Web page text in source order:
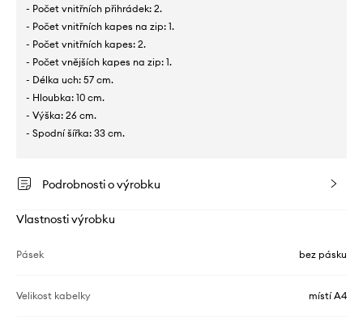
- Počet vnitřních přihrádek: 2.
- Počet vnitřních kapes na zip: 1.
- Počet vnitřních kapes: 2.
- Počet vnějších kapes na zip: 1.
- Délka uch: 57 cm.
- Hloubka: 10 cm.
- Výška: 26 cm.
- Spodní šířka: 33 cm.
Podrobnosti o výrobku
Vlastnosti výrobku
Pásek bez pásku
Velikost kabelky místí A4